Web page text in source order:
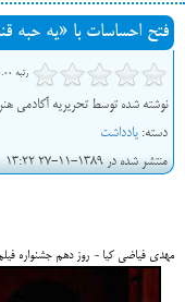
فهرست فیلم‌های بخش مسابقه جشنواره فیلم ونیز ۲۰۲۲ مشخص
بیرون راندن فیلم‌های منتسب به
فتح احساسات با «یه حبه
رتبه 0.00 (0 رای)
نوشته شده توسط تحریریه آکادمی هنر
دسته: یادداشت
منتشر شده در 1389-11-27 13:22
مهدی فیاضی کیا - روز دهم جشنواره فیلم فجر 25 بهمن 1389: یه حبه قند ساخته